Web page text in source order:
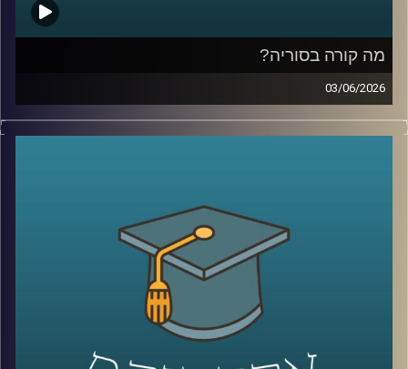
אירועים עולמיים? והאם יכול להיות שפלטפורמות כאלה כבר
לא רק מנבאות את המציאות, אלא גם מתחילות לעצב אותה?
כדי להבין את העולם הזה, נמצא איתנו היום פרופ’ צחי חייט
מאוניברסיטת רייכמן, שחוקר חוכמת המונים, רשתות חברתיות
ואמינות מידע, ואחד החוקרים הבולטים בישראל בתחום שווקי
החיזוי
מה קורה בסוריה?
03/06/2026
מה בעצם קורה היום בסוריה?
מי שולט שם? מי נלחם במי? איך טורקיה הפכה לשחקן כל כך
נדמה שאחרי יותר מעשור של מלחמה, רוב הישראלים כבר
איבדו את היכולת להבין את התמונה.
אז היום ננסה לעשות סדר ולהבין איך נראה המזרח התיכון
החדש שנבנה ממש מעבר לגבול שלנו.
היום נארח את ד״ר מיכאל ברק, מרצה וחוקר בבית ספר לאודר
לממשל, דיפלומטיה ואסטרטגיה ב־אוניברסיטת רייכמן, וחוקר
בכיר ב־המכון למדיניות נגד טרור, מומחה לאיסלאם רדיקלי.